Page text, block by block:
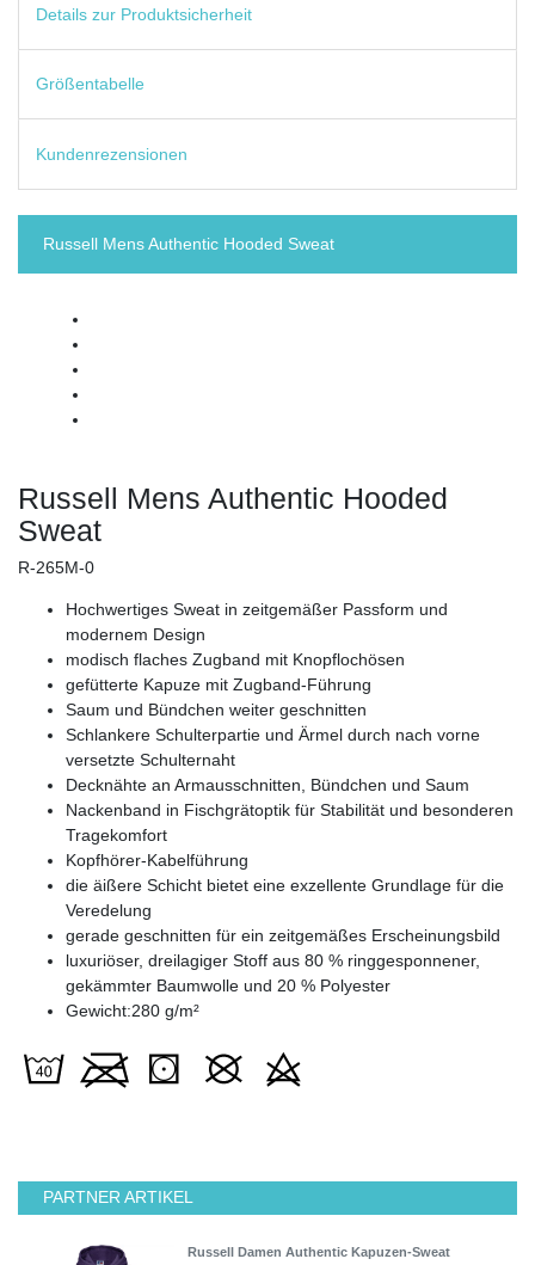
Details zur Produktsicherheit
Größentabelle
Kundenrezensionen
Russell Mens Authentic Hooded Sweat
Russell Mens Authentic Hooded
Sweat
R-265M-0
Hochwertiges Sweat in zeitgemäßer Passform und
modernem Design
modisch flaches Zugband mit Knopflochösen
gefütterte Kapuze mit Zugband-Führung
Saum und Bündchen weiter geschnitten
Schlankere Schulterpartie und Ärmel durch nach vorne
versetzte Schulternaht
Decknähte an Armausschnitten, Bündchen und Saum
Nackenband in Fischgrätoptik für Stabilität und besonderen
Tragekomfort
Kopfhörer-Kabelführung
die äißere Schicht bietet eine exzellente Grundlage für die
Veredelung
gerade geschnitten für ein zeitgemäßes Erscheinungsbild
luxuriöser, dreilagiger Stoff aus 80 % ringgesponnener,
gekämmter Baumwolle und 20 % Polyester
Gewicht:280 g/m²
PARTNER ARTIKEL
Russell Damen Authentic Kapuzen-Sweat